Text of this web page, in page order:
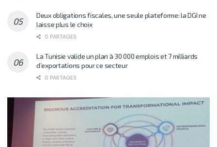
Deux obligations fiscales, une seule plateforme: la DGI ne
laisse plus le choix
0 PARTAGES
La Tunisie valide un plan à 30 000 emplois et 7 milliards
d’exportations pour ce secteur
0 PARTAGES